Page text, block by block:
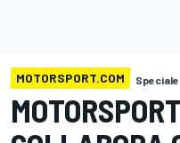
MOTORSPORT.COM Speciale